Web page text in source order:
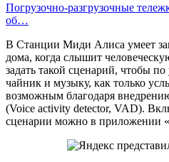
Погрузочно-разгрузочные
об…
В Станции Миди Алиса умеет
дома, когда слышит
задать такой сценарий, чтобы
чайник и музыку, как только
возможным благодаря
(Voice activity detector, VAD).
сценарии можно в приложении